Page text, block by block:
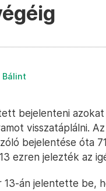
Bálint
bejelenteni
visszatáplálni.
bejelentése óta
ezren jelezték az
án jelentette be,